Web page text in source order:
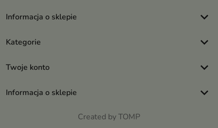
Informacja o sklepie keyboard_arrow_down
Kategorie keyboard_arrow_down
Twoje konto keyboard_arrow_down
Informacja o sklepie keyboard_arrow_down
Created by TOMP